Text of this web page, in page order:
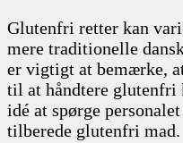
Glutenfri retter kan
mere traditionelle
er vigtigt at bemærke,
til at håndtere glutenfri
idé at spørge
tilberede glutenfri mad.